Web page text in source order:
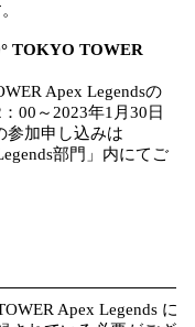
TOKYO TOWER
Apex Legendsの
00～2023年1月30日
参加申し込みは
部門」内にてご
Apex Legends に